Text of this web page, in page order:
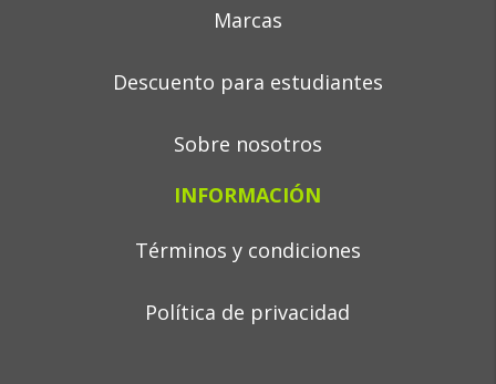
Marcas
Descuento para estudiantes
Sobre nosotros
INFORMACIÓN
Términos y condiciones
Política de privacidad